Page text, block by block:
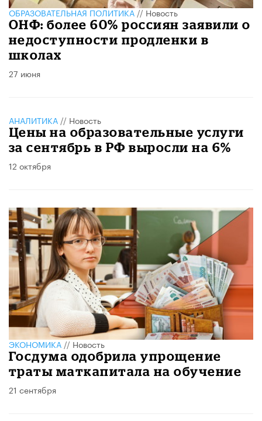
ОБРАЗОВАТЕЛЬНАЯ ПОЛИТИКА//Новость
ОНФ: более 60% россиян заявили о
недоступности продленки в
школах
27 июня
АНАЛИТИКА // Новость
Цены на образовательные услуги
за сентябрь в РФ выросли на 6%
12 октября
ЭКОНОМИКА//Новость
Госдума одобрила упрощение
траты маткапитала на обучение
21 сентября